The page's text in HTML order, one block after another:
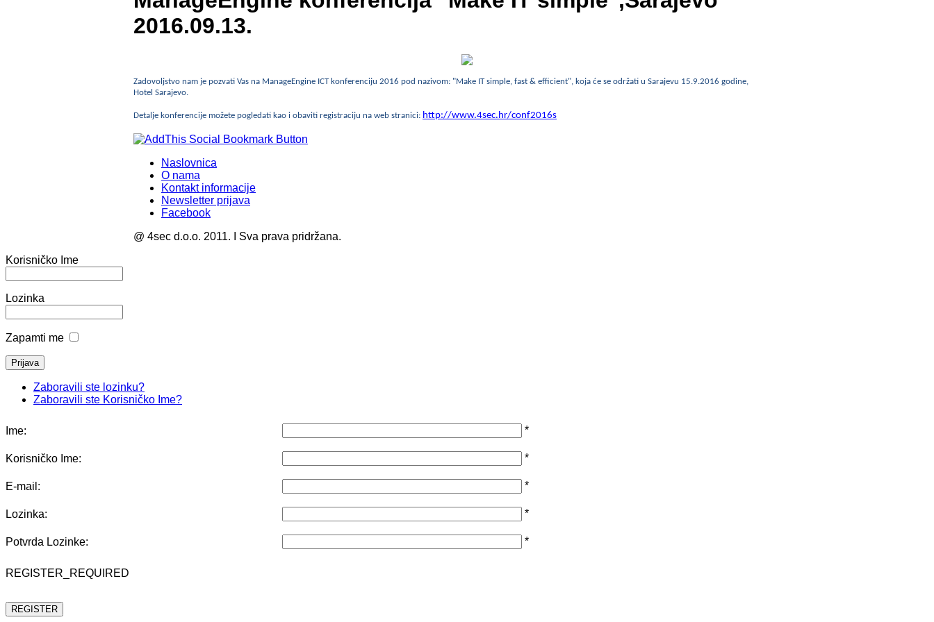
2016.09.13.
Zadovoljstvo nam je pozvati Vas na ManageEngine ICT konferenciju 2016 pod nazivom: "Make IT simple, fast & efficient", koja će se održati u Sarajevu 15.9.2016 godine,
Hotel Sarajevo.
Detalje konferencije možete pogledati kao i obaviti registraciju na web stranici: http://www.4sec.hr/conf2016s
Naslovnica
O nama
Kontakt informacije
Newsletter prijava
Facebook
@ 4sec d.o.o. 2011. I Sva prava pridržana.
Korisničko Ime
Lozinka
Zapamti me
Zaboravili ste lozinku?
Zaboravili ste Korisničko Ime?
Ime: *
Korisničko Ime: *
E-mail: *
Lozinka: *
Potvrda Lozinke: *
REGISTER_REQUIRED
REGISTER